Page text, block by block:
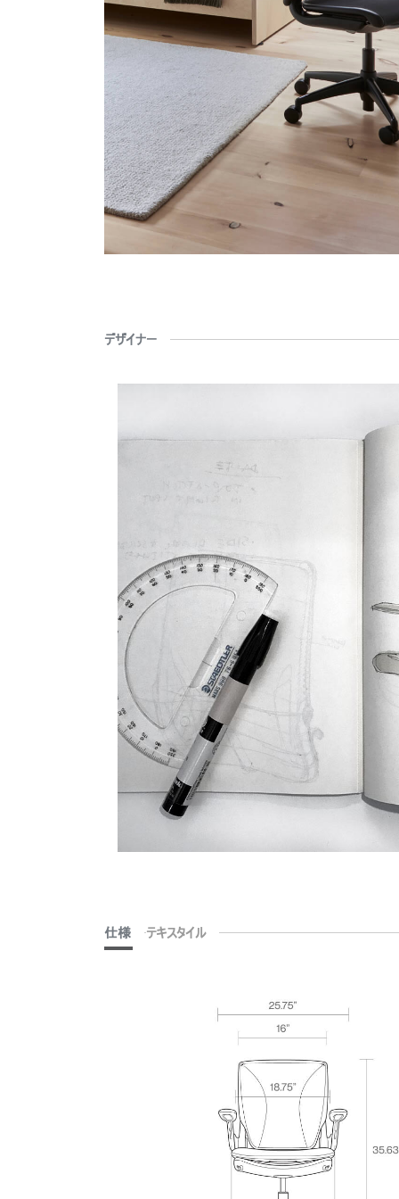
SIGN
パスワ
デザイナー
仕様 テキスタイル